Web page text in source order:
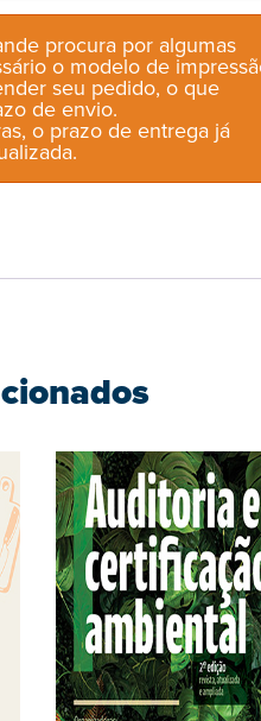
procura por algumas
o modelo de
seu pedido, o que
de envio.
o prazo de entrega já